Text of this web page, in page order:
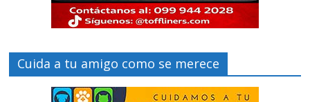
Cuida a tu amigo como se merece